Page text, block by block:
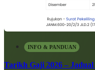
INFO & PANDUAN
Tarikh Gaji 2026 –